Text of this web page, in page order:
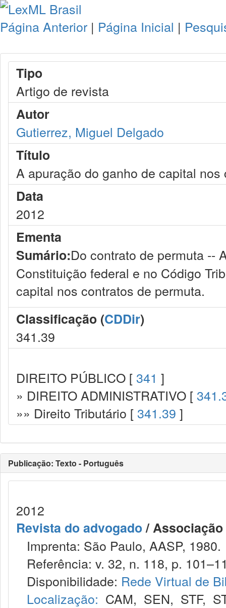
Página Anterior | Página Inicial |
Tipo
Artigo de revista
Autor
Gutierrez, Miguel Delgado
Título
A apuração do ganho de capital
Data
2012
Ementa
Sumário:Do contrato de permuta --
Constituição federal e no Código
capital nos contratos de permuta.
Classificação (CDDir)
341.39
DIREITO PÚBLICO [ 341 ]
» DIREITO ADMINISTRATIVO [
»» Direito Tributário [ 341.39 ]
Publicação: Texto - Português
2012
Revista do advogado/
Imprenta: São Paulo, AASP, 1980.
Referência: v. 32, n. 118, p.
Disponibilidade: Rede Virtual de
Localização: CAM, SEN, STF,